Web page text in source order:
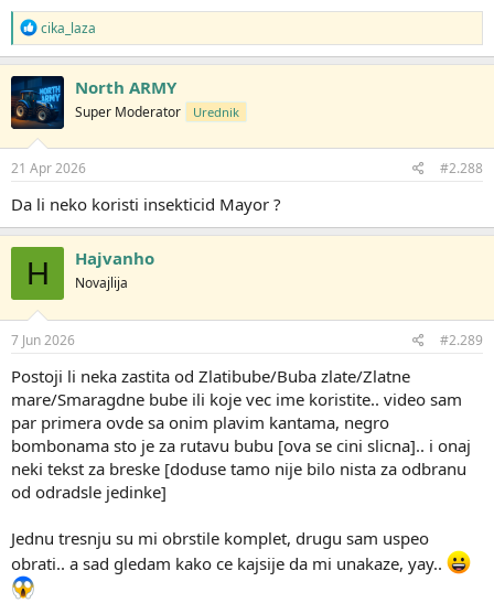
R
e
a
g
o
v
a
n
j
:
cika_laza
North ARMY
Super Moderator Urednik
21 Apr 2026 #2.288
Da li neko koristi insekticid Mayor ?
H Hajvanho
Novajlija
7 Jun 2026 #2.289
Postoji li neka zastita od Zlatibube/Buba zlate/Zlatne
mare/Smaragdne bube ili koje vec ime koristite.. video sam
par primera ovde sa onim plavim kantama, negro
bombonama sto je za rutavu bubu [ova se cini slicna].. i onaj
neki tekst za breske [doduse tamo nije bilo nista za odbranu
od odradsle jedinke]
Jednu tresnju su mi obrstile komplet, drugu sam uspeo
obrati.. a sad gledam kako ce kajsije da mi unakaze, yay..